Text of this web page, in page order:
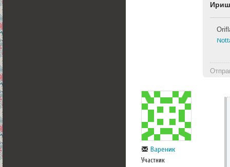
Вареник
Участник